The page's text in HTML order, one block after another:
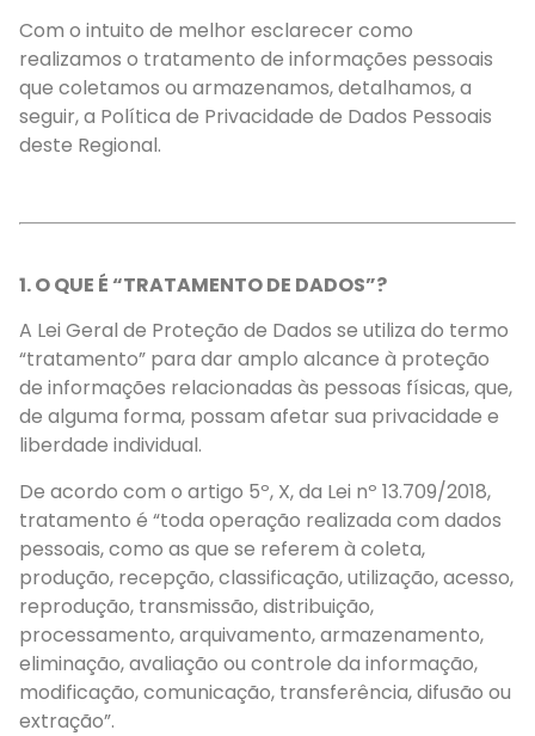
Com o intuito de melhor esclarecer como
realizamos o tratamento de informações pessoais
que coletamos ou armazenamos, detalhamos, a
seguir, a Política de Privacidade de Dados Pessoais
deste Regional.
1. O QUE É “TRATAMENTO DE DADOS”?
A Lei Geral de Proteção de Dados se utiliza do termo
“tratamento” para dar amplo alcance à proteção
de informações relacionadas às pessoas físicas, que,
de alguma forma, possam afetar sua privacidade e
liberdade individual.
De acordo com o artigo 5º, X, da Lei nº 13.709/2018,
tratamento é “toda operação realizada com dados
pessoais, como as que se referem à coleta,
produção, recepção, classificação, utilização, acesso,
reprodução, transmissão, distribuição,
processamento, arquivamento, armazenamento,
eliminação, avaliação ou controle da informação,
modificação, comunicação, transferência, difusão ou
extração”.